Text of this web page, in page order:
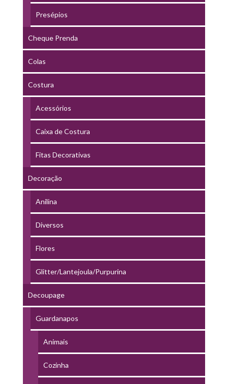
Presépios
Cheque Prenda
Colas
Costura
Acessórios
Caixa de Costura
Fitas Decorativas
Decoração
Anilina
Diversos
Flores
Glitter/Lantejoula/Purpurina
Decoupage
Guardanapos
Animais
Cozinha